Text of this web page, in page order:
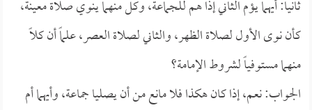
ثانياً: أيهما يؤم الثاني إذا هم للجماعة، وكل منهما ينوي صلاة معينة،
كأن نوى الأول لصلاة الظهر، والثاني لصلاة العصر، علماً أن كلاً
منهما مستوفياً لشروط الإمامة؟
الجواب: نعم، إذا كان هكذا فلا مانع من أن يصليا جماعة، وأيهما أم